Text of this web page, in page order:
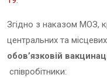
Згідно з наказом МОЗ,
центральних та
обов’язковій
співробітники: